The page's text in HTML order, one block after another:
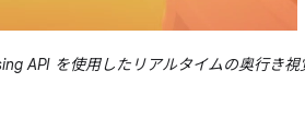
API を使用したリアルタイムの奥行き